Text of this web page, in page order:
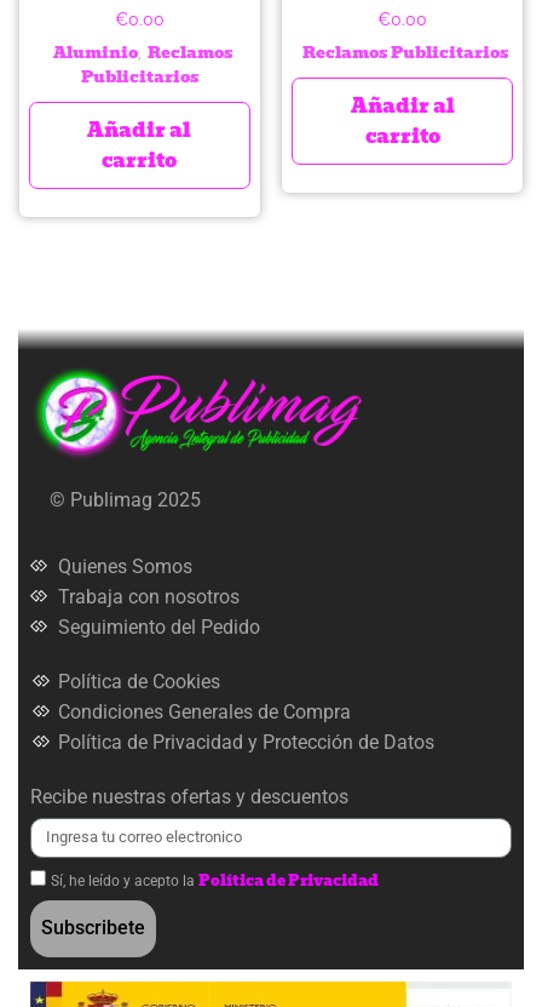
€0.00
Aluminio, Reclamos
Publicitarios
Añadir al
carrito
€0.00
Reclamos Publicitarios
Añadir al
carrito
© Publimag 2025
Quienes Somos
Trabaja con nosotros
Seguimiento del Pedido
Política de Cookies
Condiciones Generales de Compra
Política de Privacidad y Protección de Datos
Recibe nuestras ofertas y descuentos
Sí, he leído y acepto la Política de Privacidad
Subscribete